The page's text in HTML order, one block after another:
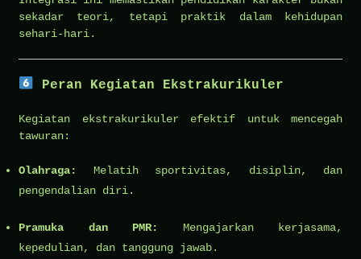
sekadar teori, tetapi praktik dalam kehidupan
sehari-hari.
Peran Kegiatan Ekstrakurikuler
Kegiatan ekstrakurikuler efektif untuk mencegah
tawuran:
Olahraga:
Melatih sportivitas, disiplin, dan
pengendalian diri.
Pramuka dan PMR:
Mengajarkan kerjasama,
kepedulian, dan tanggung jawab.